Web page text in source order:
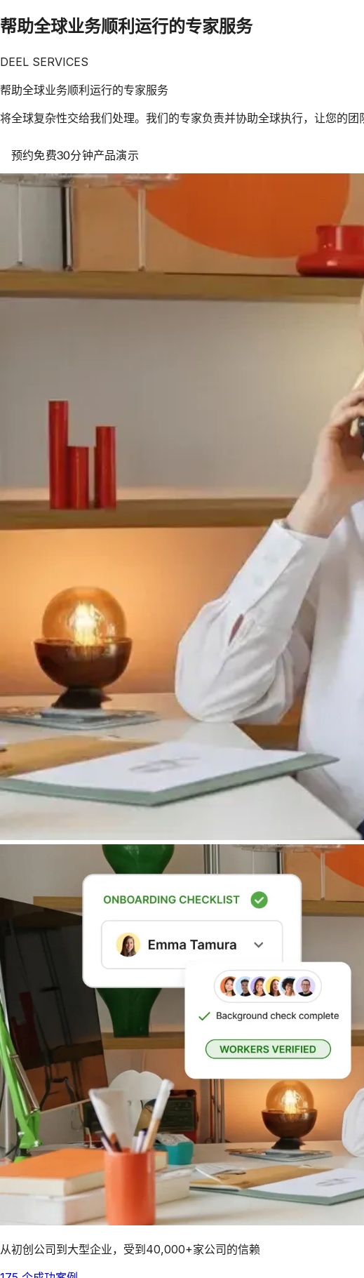
帮助全球业务顺利运行的专家服务
DEEL SERVICES
帮助全球业务顺利运行的专家服务
将全球复杂性交给我们处理。我们的专家负责并协助全球执行，让您的团
预约免费30分钟产品演示
从初创公司到大型企业，受到40,000+家公司的信赖